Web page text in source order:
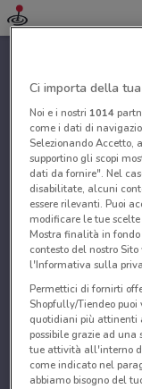
Ci importa della
Noi e i nostri 1014
come i dati di
Selezionando
supportino gli scopi
dati da fornire". Nel
disabilitate, alcuni
essere rilevanti. Puoi
modificare le tue
Mostra finalità in
contesto del nostro
l'Informativa sulla
Permettici di fornirti
Shopfully/Tiendeo puoi
quotidiani più attinenti
possibile grazie ad
tue attività all'interno
come indicato nel
abbiamo bisogno del